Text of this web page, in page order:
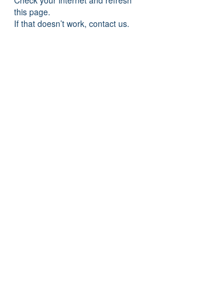
this page.
If that doesn’t work, contact us.